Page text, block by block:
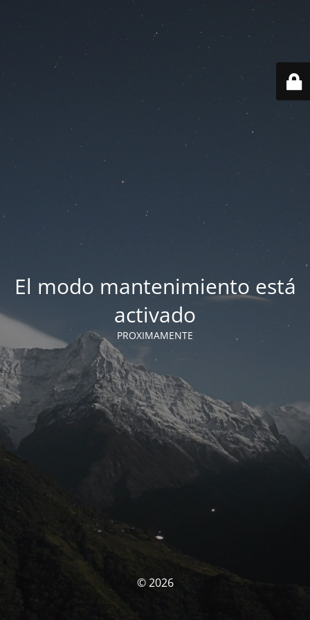
El modo mantenimiento está
activado
PROXIMAMENTE
© 2026